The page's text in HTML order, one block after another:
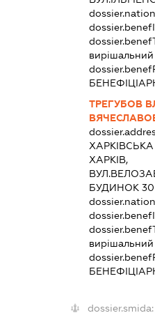
ТРЕГУБОВ
ХАРКІВ,
БУДИНОК 30
dossier.smida: